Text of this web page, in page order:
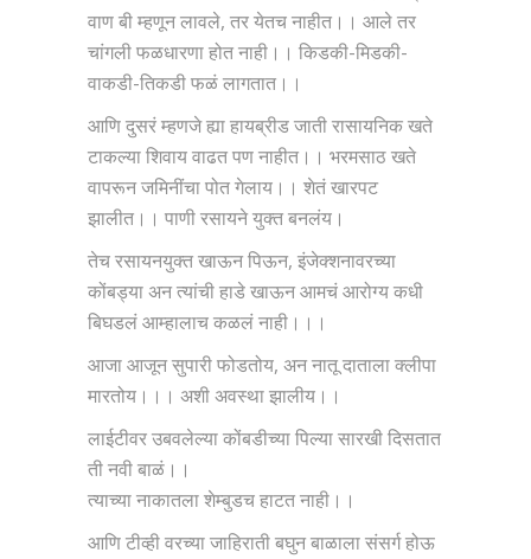
वाण बी म्हणून लावले, तर येतच नाहीत।। आले तर
चांगली फळधारणा होत नाही।। किडकी-मिडकी-
वाकडी-तिकडी फळं लागतात।।
आणि दुसरं म्हणजे ह्या हायब्रीड जाती रासायनिक खते
टाकल्या शिवाय वाढत पण नाहीत।। भरमसाठ खते
वापरून जमिनींचा पोत गेलाय।। शेतं खारपट
झालीत।। पाणी रसायने युक्त बनलंय।
तेच रसायनयुक्त खाऊन पिऊन, इंजेक्शनावरच्या
कोंबड्या अन त्यांची हाडे खाऊन आमचं आरोग्य कधी
बिघडलं आम्हालाच कळलं नाही।।।
आजा आजून सुपारी फोडतोय, अन नातू दाताला क्लीपा
मारतोय।।। अशी अवस्था झालीय।।
लाईटीवर उबवलेल्या कोंबडीच्या पिल्या सारखी दिसतात
ती नवी बाळं।।
त्याच्या नाकातला शेम्बुडच हाटत नाही।।
आणि टीव्ही वरच्या जाहिराती बघुन बाळाला संसर्ग होऊ